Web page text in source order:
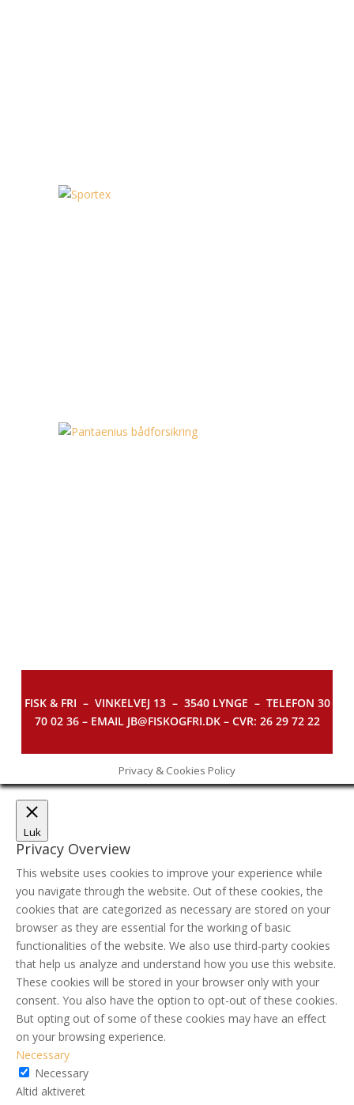
FISK & FRI – VINKELVEJ 13 – 3540 LYNGE – TELEFON 30
70 02 36 – EMAIL JB@FISKOGFRI.DK – CVR: 26 29 72 22
Privacy & Cookies Policy
Luk
Privacy Overview
This website uses cookies to improve your experience while
you navigate through the website. Out of these cookies, the
cookies that are categorized as necessary are stored on your
browser as they are essential for the working of basic
functionalities of the website. We also use third-party cookies
that help us analyze and understand how you use this website.
These cookies will be stored in your browser only with your
consent. You also have the option to opt-out of these cookies.
But opting out of some of these cookies may have an effect
on your browsing experience.
Necessary
Necessary
Altid aktiveret